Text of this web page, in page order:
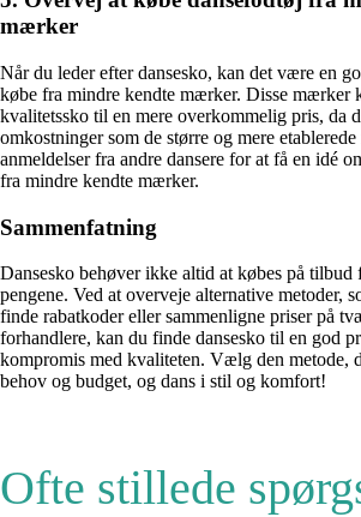
mærker
Når du leder efter dansesko, kan det være en
købe fra mindre kendte mærker. Disse mærker
kvalitetssko til en mere overkommelig pris, da
omkostninger som de større og mere
anmeldelser fra andre dansere for at få en idé
fra mindre kendte mærker.
Sammenfatning
Dansesko behøver ikke altid at købes på
pengene. Ved at overveje alternative metoder,
finde rabatkoder eller sammenligne priser på
forhandlere, kan du finde dansesko til en god
kompromis med kvaliteten. Vælg den metode,
behov og budget, og dans i stil og komfort!
Ofte stillede